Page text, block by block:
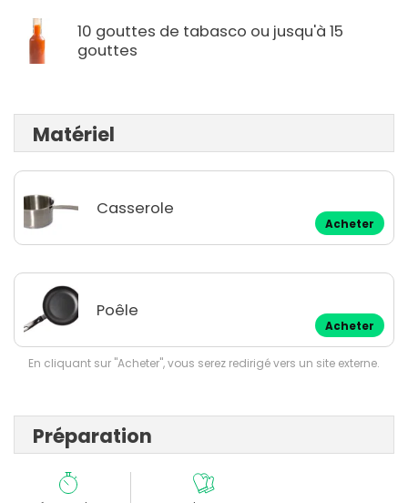
10 gouttes de tabasco ou jusqu'à 15
gouttes
Matériel
Casserole
Acheter
Poêle
Acheter
En cliquant sur "Acheter", vous serez redirigé vers un site externe.
Préparation